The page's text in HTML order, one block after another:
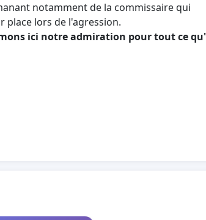
notamment de la commissaire qui
place lors de l'agression.
ici notre admiration pour tout ce
aux anciens combattants...et aux
et impartiale sur le cadre et le
en France pour les procédures
Et ce malgré de multiples demandes